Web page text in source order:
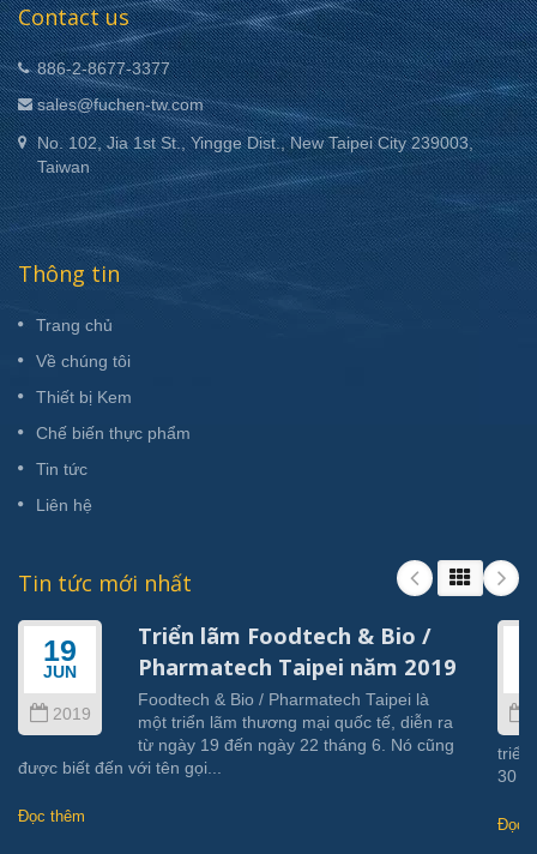
Contact us
886-2-8677-3377
sales@fuchen-tw.com
No. 102, Jia 1st St., Yingge Dist., New Taipei City 239003,
Taiwan
Thông tin
Trang chủ
Về chúng tôi
Thiết bị Kem
Chế biến thực phẩm
Tin tức
Liên hệ
Tin tức mới nhất
19
JUN
2019
Triển lãm Foodtech & Bio /
Pharmatech Taipei năm 2019
Foodtech & Bio / Pharmatech Taipei là
một triển lãm thương mại quốc tế, diễn ra
từ ngày 19 đến ngày 22 tháng 6. Nó cũng
được biết đến với tên gọi...
Đọc thêm
triển
30
Đọc